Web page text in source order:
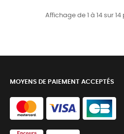
Affichage de 1 à 14 sur
MOYENS DE PAIEMENT ACCEPTÉS